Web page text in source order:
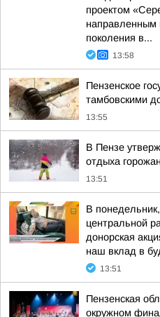
проектом
направленным
поколения в...
13:58
Пензенское
тамбовскими
13:55
В Пензе
отдыха
13:51
В
центральной
донорская
наш вклад в
13:51
Пензенская
окружном